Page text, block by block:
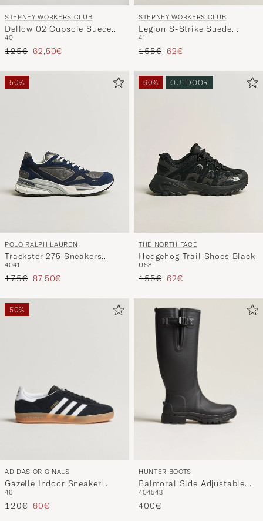
STEPNEY WORKERS CLUB
Dellow 02 Cupsole Suede
Sneaker Black
40
Precio ordinario
125€ Precio reducido
62,50€
STEPNEY WORKERS CLUB
Legion S-Strike Suede
Sneaker Black
41
Precio ordinario
155€ Precio reducido
62€
50%
POLO RALPH LAUREN
Trackster 275 Sneakers
Navy/Grey
4041
Precio ordinario
175€ Precio reducido
87,50€
60% OUTDOOR
THE NORTH FACE
Hedgehog Trail Shoes Black
US8
Precio ordinario
155€ Precio reducido
62€
50%
ADIDAS ORIGINALS
Gazelle Indoor Sneaker
Black/White
46
Precio ordinario
120€ Precio reducido
60€
HUNTER BOOTS
Balmoral Side Adjustable
Neo Boot Black
404543
400€